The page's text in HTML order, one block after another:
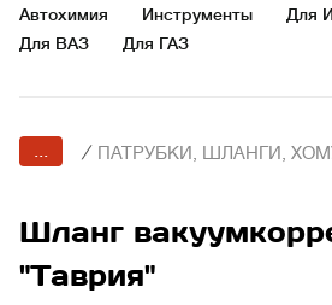
Автохимия
Инструменты
Для
Для ВАЗ
Для ГАЗ
... / ПАТРУБКИ, ШЛАНГИ,
Шланг
"Таврия"